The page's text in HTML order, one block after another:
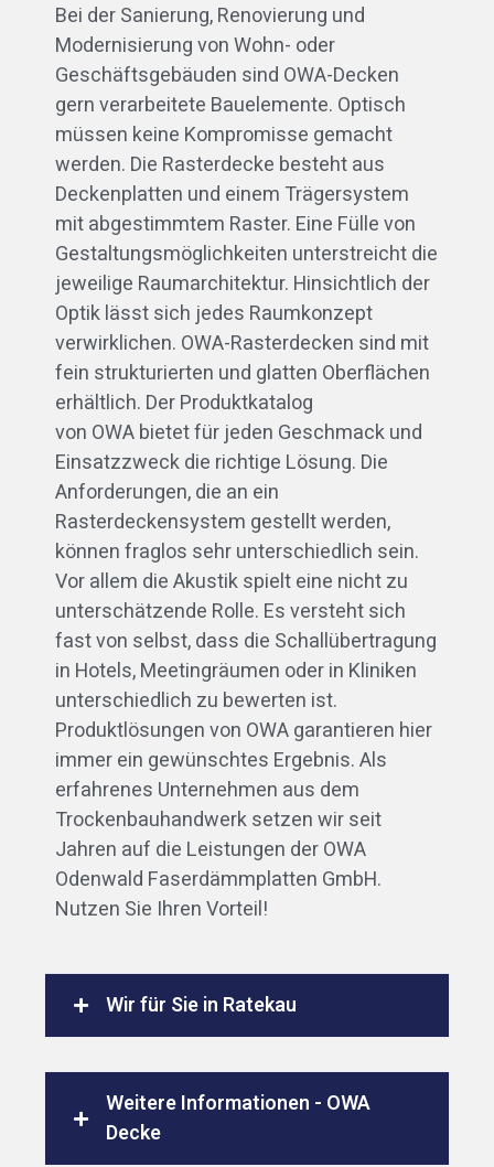
Bei der Sanierung, Renovierung und
Modernisierung von Wohn- oder
Geschäftsgebäuden sind OWA-Decken
gern verarbeitete Bauelemente. Optisch
müssen keine Kompromisse gemacht
werden. Die Rasterdecke besteht aus
Deckenplatten und einem Trägersystem
mit abgestimmtem Raster. Eine Fülle von
Gestaltungsmöglichkeiten unterstreicht die
jeweilige Raumarchitektur. Hinsichtlich der
Optik lässt sich jedes Raumkonzept
verwirklichen. OWA-Rasterdecken sind mit
fein strukturierten und glatten Oberflächen
erhältlich. Der Produktkatalog
von OWA bietet für jeden Geschmack und
Einsatzzweck die richtige Lösung. Die
Anforderungen, die an ein
Rasterdeckensystem gestellt werden,
können fraglos sehr unterschiedlich sein.
Vor allem die Akustik spielt eine nicht zu
unterschätzende Rolle. Es versteht sich
fast von selbst, dass die Schallübertragung
in Hotels, Meetingräumen oder in Kliniken
unterschiedlich zu bewerten ist.
Produktlösungen von OWA garantieren hier
immer ein gewünschtes Ergebnis. Als
erfahrenes Unternehmen aus dem
Trockenbauhandwerk setzen wir seit
Jahren auf die Leistungen der OWA
Odenwald Faserdämmplatten GmbH.
Nutzen Sie Ihren Vorteil!
Wir für Sie in Ratekau
Weitere Informationen - OWA
Decke